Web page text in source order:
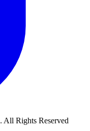
. All Rights Reserved